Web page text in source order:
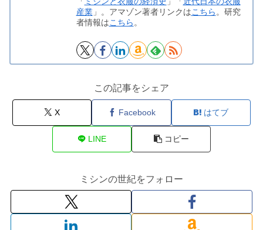
産業」。アマゾン著者リンクはこちら 。研究
者情報はこちら 。
この記事をシェア
X Facebook はてブ
LINE コピー
ミシンの世紀をフォロー